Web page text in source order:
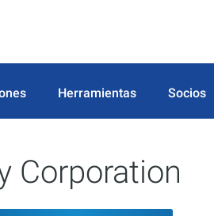
Herramientas Socios
Corporation